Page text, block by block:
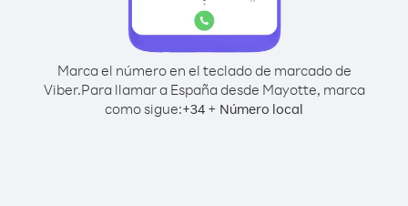
Marca el número en el teclado de marcado de
Viber.Para llamar a España desde Mayotte, marca
como sigue:+34 + Número local